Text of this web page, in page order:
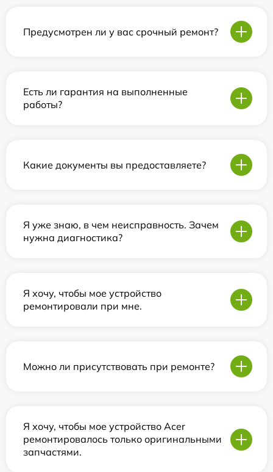
Предусмотрен ли у вас срочный ремонт?
Есть ли гарантия на выполненные
работы?
Какие документы вы предоставляете?
Я уже знаю, в чем неисправность. Зачем
нужна диагностика?
Я хочу, чтобы мое устройство
ремонтировали при мне.
Можно ли присутствовать при ремонте?
Я хочу, чтобы мое устройство Acer
ремонтировалось только оригинальными
запчастями.